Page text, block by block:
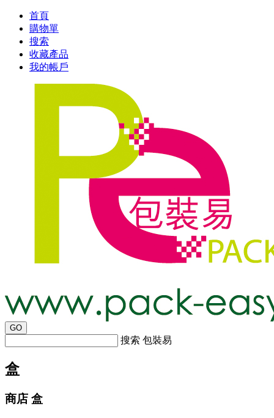
首頁
購物單
搜索
收藏產品
我的帳戶
搜索 包裝易
盒
商店 盒